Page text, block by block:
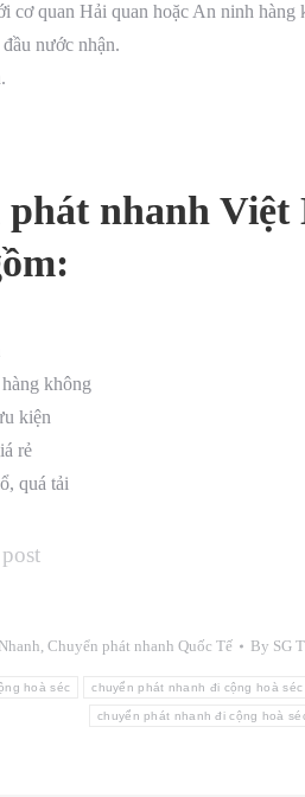
cơ quan Hải quan hoặc An ninh hàng
nước nhận.
nhanh Việt
không
kiện
rẻ
quá tải
, Chuyển phát nhanh Quốc Tế By SG
hoà séc chuyển phát nhanh đi cộng hoà séc
chuyển phát nhanh đi cộng hoà